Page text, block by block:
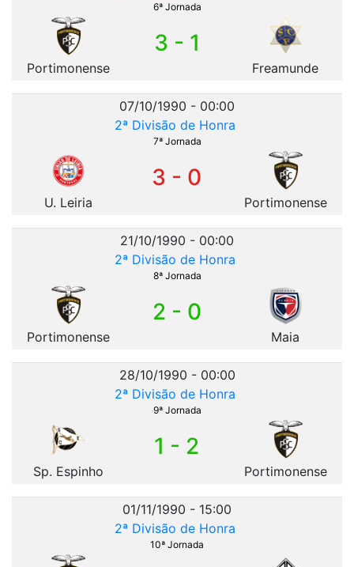
6ª Jornada
Portimonense
3 - 1
Freamunde
07/10/1990 - 00:00
2ª Divisão de Honra
7ª Jornada
U. Leiria
3 - 0
Portimonense
21/10/1990 - 00:00
2ª Divisão de Honra
8ª Jornada
Portimonense
2 - 0
Maia
28/10/1990 - 00:00
2ª Divisão de Honra
9ª Jornada
Sp. Espinho
1 - 2
Portimonense
01/11/1990 - 15:00
2ª Divisão de Honra
10ª Jornada